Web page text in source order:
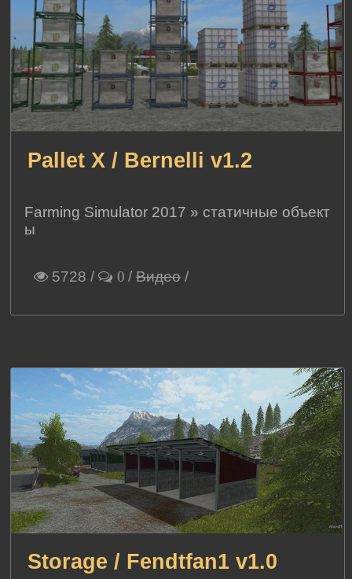
Pallet X / Bernelli v1.2
Farming Simulator 2017 » статичные объект
ы
5728 / 0 /Видео/
Storage / Fendtfan1 v1.0